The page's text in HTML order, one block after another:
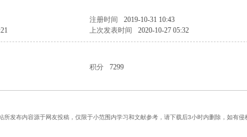
注册时间 2019-10-31 10:43
上次发表时间 2020-10-27 05:32
积分 7299
所发布内容源于网友投稿，仅限于小范围内学习和文献参考，请下载后3小时内删除，如有侵